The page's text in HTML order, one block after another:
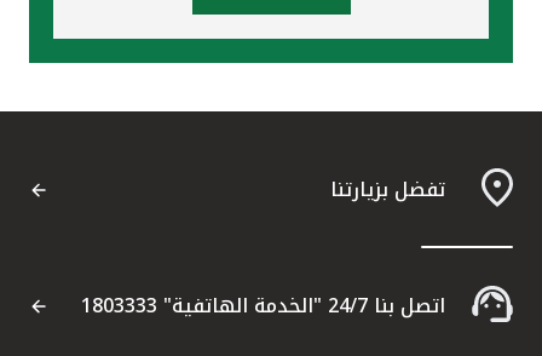
تفضل بزيارتنا
اتصل بنا 24/7 "الخدمة الهاتفية" 1803333